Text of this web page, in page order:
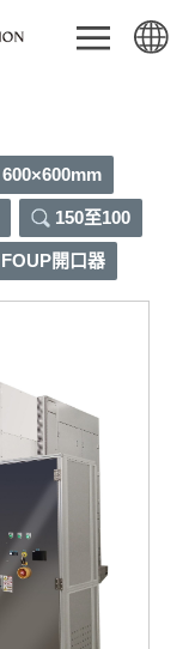
600×600mm
150至100
FOUP開口器